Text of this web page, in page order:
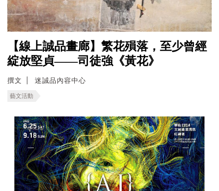
【線上誠品畫廊】繁花殞落，至少曾經
綻放堅貞——司徒強《黃花》
撰文 迷誠品內容中心
藝文活動